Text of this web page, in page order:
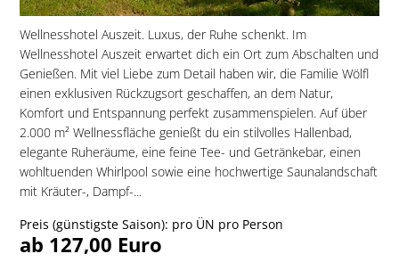
Wellnesshotel Auszeit. Luxus, der Ruhe schenkt. Im
Wellnesshotel Auszeit erwartet dich ein Ort zum Abschalten und
Genießen. Mit viel Liebe zum Detail haben wir, die Familie Wölfl
einen exklusiven Rückzugsort geschaffen, an dem Natur,
Komfort und Entspannung perfekt zusammenspielen. Auf über
2.000 m² Wellnessfläche genießt du ein stilvolles Hallenbad,
elegante Ruheräume, eine feine Tee- und Getränkebar, einen
wohltuenden Whirlpool sowie eine hochwertige Saunalandschaft
mit Kräuter-, Dampf-...
Preis (günstigste Saison): pro ÜN pro Person
ab 127,00 Euro